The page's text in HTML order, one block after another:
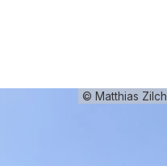
© Matthias Zilch